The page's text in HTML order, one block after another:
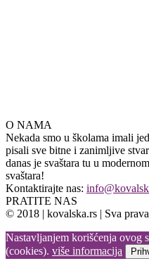
O NAMA
Nekada smo u školama imali
pisali sve bitne i zanimljive
danas je svaštara tu u
svaštara!
Kontaktirajte nas:
PRATITE NAS
© 2018 | kovalska.rs | Sva
Nastavljanjem korišćenja ovog
(cookies). više informacija